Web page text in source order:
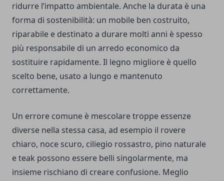
ridurre l’impatto ambientale. Anche la durata è una
forma di sostenibilità: un mobile ben costruito,
riparabile e destinato a durare molti anni è spesso
più responsabile di un arredo economico da
sostituire rapidamente. Il legno migliore è quello
scelto bene, usato a lungo e mantenuto
correttamente.
Un errore comune è mescolare troppe essenze
diverse nella stessa casa, ad esempio il rovere
chiaro, noce scuro, ciliegio rossastro, pino naturale
e teak possono essere belli singolarmente, ma
insieme rischiano di creare confusione. Meglio